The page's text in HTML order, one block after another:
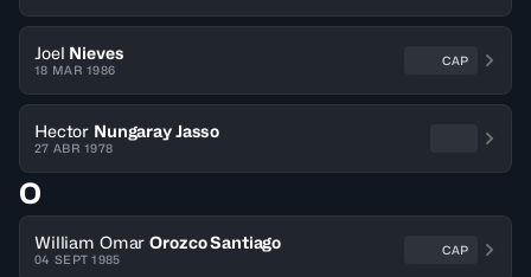
Joel Nieves
18 MAR 1986
CAP
Hector Nungaray Jasso
27 ABR 1978
O
William Omar Orozco Santiago
04 SEPT 1985
CAP